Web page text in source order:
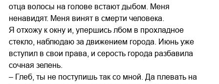
отца волосы на голове встают дыбом. Меня
ненавидят. Меня винят в смерти человека.
Я отхожу к окну и, упершись лбом в прохладное
стекло, наблюдаю за движением города. Июнь уже
вступил в свои права, и серость города разбавила
сочная зелень.
– Глеб, ты не поступишь так со мной. Да плевать на